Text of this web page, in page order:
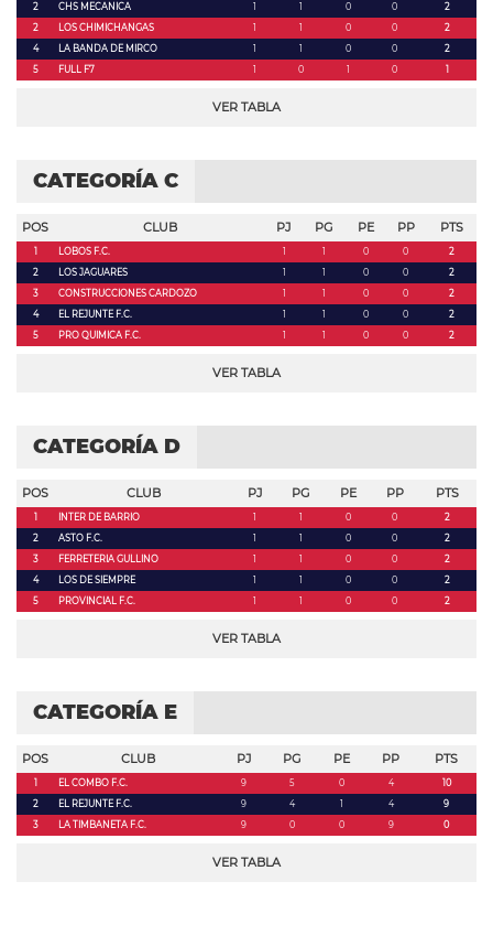
2
CHS MECANICA 1 1 0 0
2
2
LOS CHIMICHANGAS 1 1 0 0
2
4
LA BANDA DE MIRCO 1 1 0 0
2
5
FULL F7 1 0 1 0 1
VER TABLA
CATEGORÍA C
POS CLUB PJ PG PE PP PTS
1 LOBOS F.C. 1 1 0 0
2
2
LOS JAGUARES 1 1 0 0
2
3
CONSTRUCCIONES CARDOZO 1 1 0 0
2
4
EL REJUNTE F.C. 1 1 0 0
2
5
PRO QUIMICA F.C. 1 1 0 0 2
VER TABLA
CATEGORÍA D
POS CLUB PJ PG PE PP PTS
1 INTER DE BARRIO 1 1 0 0
2
2
ASTO F.C. 1 1 0 0
2
3
FERRETERIA GULLINO 1 1 0 0
2
4
LOS DE SIEMPRE 1 1 0 0
2
5
PROVINCIAL F.C. 1 1 0 0 2
VER TABLA
CATEGORÍA E
POS CLUB PJ PG PE PP PTS
1 EL COMBO F.C. 9 5 0 4
10
2
EL REJUNTE F.C. 9 4 1 4
9
3
LA TIMBANETA F.C. 9 0 0 9 0
VER TABLA